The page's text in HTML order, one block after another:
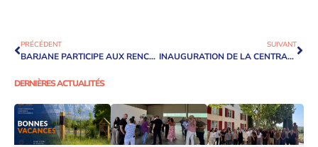
PRÉCÉDENT
BARJANE PARTICIPE AUX RENCONTRES DE L’EMPLOI POUR LE PARC DES AIGUILLES
SUIVANT
INAUGURATION DE LA CENTRALE PHOTOVOLTAÏQUE DU BÂTIMENT LOGISTIQUE BIOCOOP À OLLAINVILLE
DERNIÈRES ACTUALITÉS